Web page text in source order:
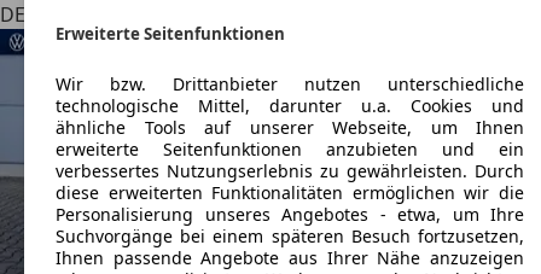
DE 38350
Erweiterte Seitenfunktionen
Wir bzw. Drittanbieter nutzen unterschiedliche
technologische Mittel, darunter u.a. Cookies und
ähnliche Tools auf unserer Webseite, um Ihnen
erweiterte Seitenfunktionen anzubieten und ein
verbessertes Nutzungserlebnis zu gewährleisten. Durch
diese erweiterten Funktionalitäten ermöglichen wir die
Personalisierung unseres Angebotes - etwa, um Ihre
Suchvorgänge bei einem späteren Besuch fortzusetzen,
Ihnen passende Angebote aus Ihrer Nähe anzuzeigen